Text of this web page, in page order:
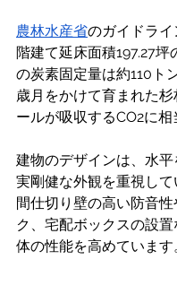
農林水産省のガイドラ
階建て延床面積197.27坪
の炭素固定量は約110ト
歳月をかけて育まれた杉
ールが吸収するCO2に相
建物のデザインは、水
実剛健な外観を重視し
間仕切り壁の高い防音
ク、宅配ボックスの設
体の性能を高めています